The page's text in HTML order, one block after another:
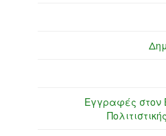
Εγγραφές στον